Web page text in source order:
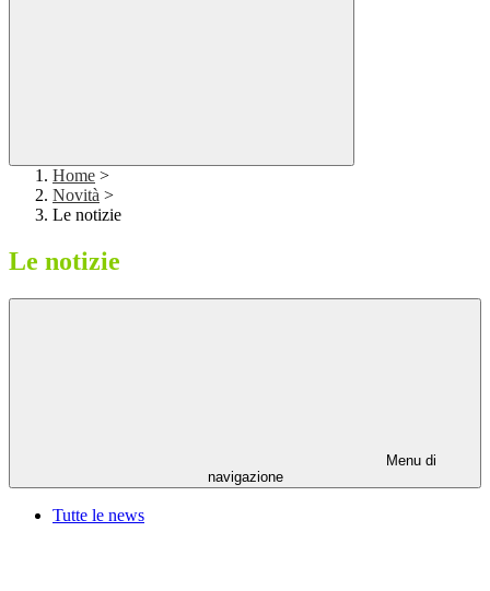
Home >
Novità >
Le notizie
Le notizie
Menu di
navigazione
Tutte le news